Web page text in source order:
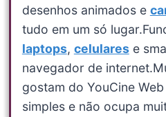
desenhos animados e
tudo em um só
laptops, celularese
navegador de
gostam do YouCine
simples e não ocupa